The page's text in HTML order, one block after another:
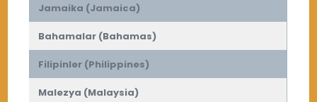
Jamaika (Jamaica)
Bahamalar (Bahamas)
Filipinler (Philippines)
Malezya (Malaysia)